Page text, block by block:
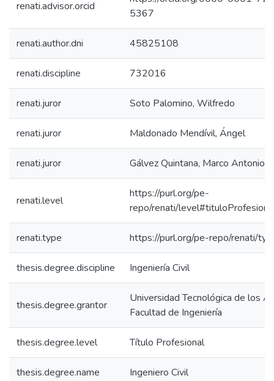
renati.advisor.orcid
5367
renati.author.dni 45825108
renati.discipline 732016
renati.juror Soto Palomino, Wilfredo
renati.juror Maldonado Mendívil, Ángel
renati.juror Gálvez Quintana, Marco Antonio
renati.level
https://purl.org/pe-
repo/renati/
renati.type https://purl.org/pe-repo/renati/
thesis.degree.discipline Ingeniería Civil
thesis.degree.grantor
Universidad Tecnológica de los
Facultad de Ingeniería
thesis.degree.level Título Profesional
thesis.degree.name Ingeniero Civil